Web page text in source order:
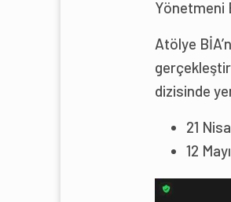
Yönetmeni
Atölye
dizisinde
21
12